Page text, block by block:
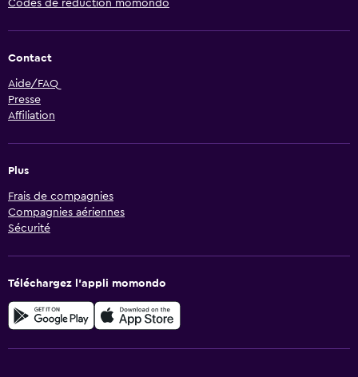
Codes de réduction momondo
Contact
Aide/FAQ
Presse
Affiliation
Plus
Frais de compagnies
Compagnies aériennes
Sécurité
Téléchargez l’appli momondo